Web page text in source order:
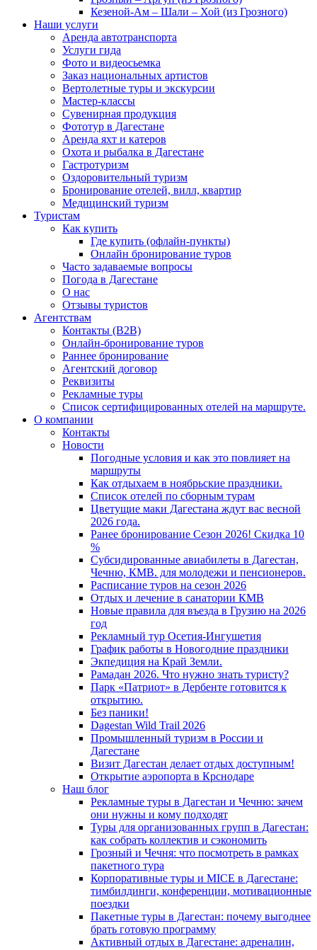
Кезеной-Ам – Шали – Хой (из Грозного)
Наши услуги
Аренда автотранспорта
Услуги гида
Фото и видеосьемка
Заказ национальных артистов
Вертолетные туры и экскурсии
Мастер-классы
Сувенирная продукция
Фототур в Дагестане
Аренда яхт и катеров
Охота и рыбалка в Дагестане
Гастротуризм
Оздоровительный туризм
Бронирование отелей, вилл, квартир
Медицинский туризм
Туристам
Как купить
Где купить (офлайн-пункты)
Онлайн бронирование туров
Часто задаваемые вопросы
Погода в Дагестане
О нас
Отзывы туристов
Агентствам
Контакты (B2B)
Онлайн-бронирование туров
Раннее бронирование
Агентский договор
Реквизиты
Рекламные туры
Список сертифицированных отелей на маршруте.
О компании
Контакты
Новости
Погодные условия и как это повлияет на
маршруты
Как отдыхаем в ноябрьские праздники.
Список отелей по сборным турам
Цветущие маки Дагестана ждут вас весной
2026 года.
Ранее бронирование Сезон 2026! Скидка 10
%
Субсидированные авиабилеты в Дагестан,
Чечню, КМВ. для молодежи и пенсионеров.
Расписание туров на сезон 2026
Отдых и лечение в санатории КМВ
Новые правила для въезда в Грузию на 2026
год
Рекламный тур Осетия-Ингушетия
График работы в Новогодние праздники
Экпедиция на Край Земли.
Рамадан 2026. Что нужно знать туристу?
Парк «Патриот» в Дербенте готовится к
открытию.
Без паники!
Dagestan Wild Trail 2026
Промышленный туризм в России и
Дагестане
Визит Дагестан делает отдых доступным!
Открытие аэропорта в Крснодаре
Наш блог
Рекламные туры в Дагестан и Чечню: зачем
они нужны и кому подходят
Туры для организованных групп в Дагестан:
как собрать коллектив и сэкономить
Грозный и Чечня: что посмотреть в рамках
пакетного тура
Корпоративные туры и MICE в Дагестане:
тимбилдинги, конференции, мотивационные
поездки
Пакетные туры в Дагестан: почему выгоднее
брать готовую программу
Активный отдых в Дагестане: адреналин,